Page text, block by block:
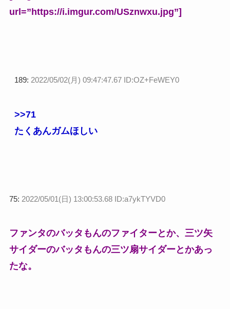
url=”https://i.imgur.com/USznwxu.jpg”]
189: 2022/05/02(月) 09:47:47.67 ID:OZ+FeWEY0
>>71
たくあんガムほしい
75: 2022/05/01(日) 13:00:53.68 ID:a7ykTYVD0
ファンタのバッタもんのファイターとか、三ツ矢
サイダーのバッタもんの三ツ扇サイダーとかあっ
たな。